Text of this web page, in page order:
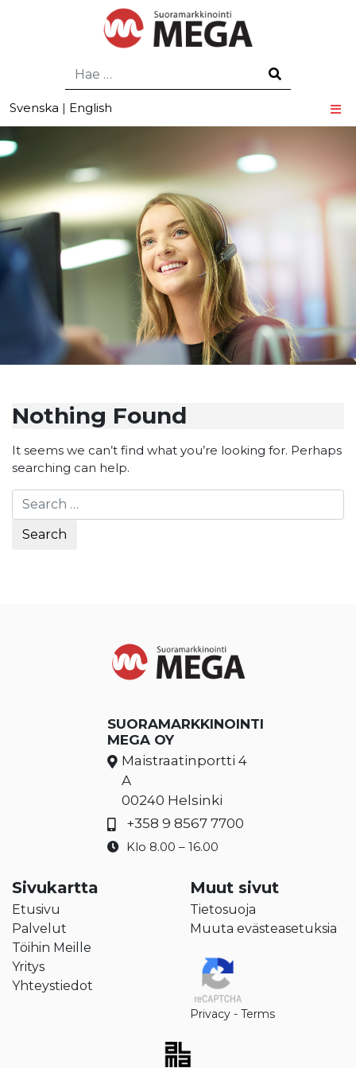
Hae
Svenska | English
Nothing Found
It seems we can’t find what you’re looking for. Perhaps
searching can help.
Search
SUORAMARKKINOINTI
MEGA OY
Maistraatinportti 4
A
00240 Helsinki
+358 9 8567 7700
Klo 8.00 – 16.00
Sivukartta
Etusivu
Palvelut
Töihin Meille
Yritys
Yhteystiedot
Muut sivut
Tietosuoja
Muuta evästeasetuksia
Privacy - Terms